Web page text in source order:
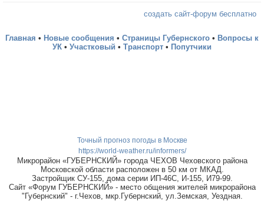
создать сайт-форум бесплатно
Главная • Новые сообщения • Страницы Губернского • Вопросы к
УК • Участковый • Транспорт • Попутчики
Точный прогноз погоды в Москве
https://world-weather.ru/informers/
Микрорайон «ГУБЕРНСКИЙ» города ЧЕХОВ Чеховского района
Московской области расположен в 50 км от МКАД.
Застройщик СУ-155, дома серии ИП-46С, И-155, И79-99.
Сайт «Форум ГУБЕРНСКИЙ» - место общения жителей микрорайона
"Губернский" - г.Чехов, мкр.Губернский, ул.Земская, Уездная.